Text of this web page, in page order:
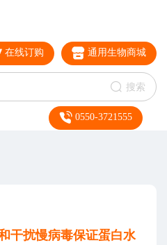
在线订购 通用生物商城
搜索
0550-3721555
干扰慢病毒保证蛋白水